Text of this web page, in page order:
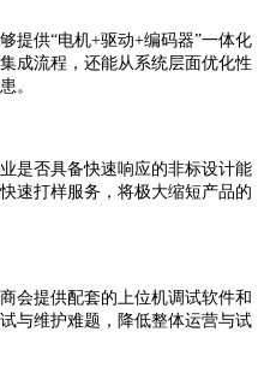
供“电机+驱动+编码器”一体化
成流程，还能从系统层面优化性
。
否具备快速响应的非标设计能
速打样服务，将极大缩短产品的
提供配套的上位机调试软件和
与维护难题，降低整体运营与试